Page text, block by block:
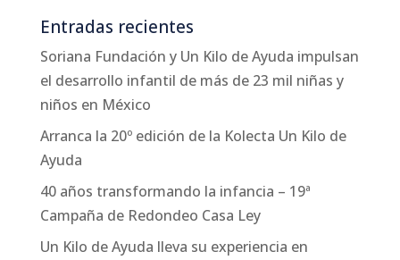
Entradas recientes
Soriana Fundación y Un Kilo de Ayuda impulsan
el desarrollo infantil de más de 23 mil niñas y
niños en México
Arranca la 20º edición de la Kolecta Un Kilo de
Ayuda
40 años transformando la infancia – 19ª
Campaña de Redondeo Casa Ley
Un Kilo de Ayuda lleva su experiencia en